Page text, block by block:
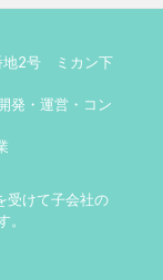
地2号 ミカン下
発・運営・コン
受けて子会社の